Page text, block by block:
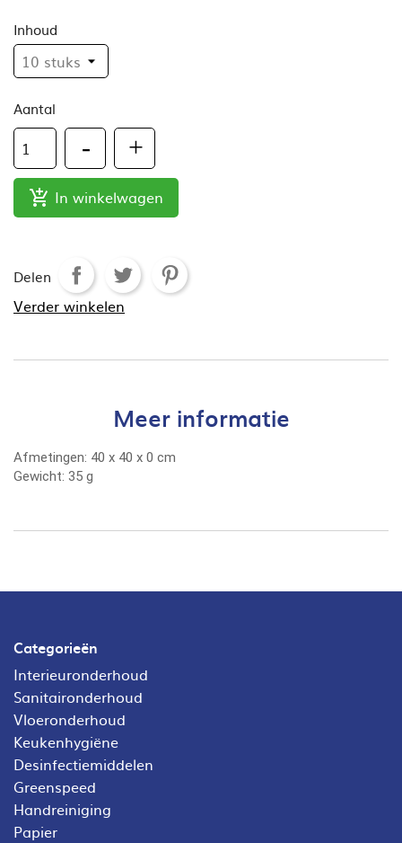
Inhoud
Aantal
 In winkelwagen
Delen
Verder winkelen
Meer informatie
Afmetingen: 40 x 40 x 0 cm
Gewicht: 35 g
Categorieën
Interieuronderhoud
Sanitaironderhoud
Vloeronderhoud
Keukenhygiëne
Desinfectiemiddelen
Greenspeed
Handreiniging
Papier